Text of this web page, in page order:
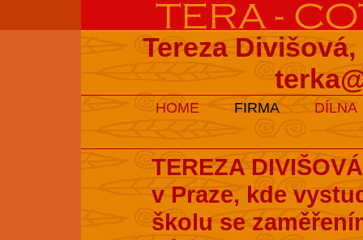
Tereza
HOME FIRMA DÍLNA
TEREZA
v Praze, kde
školu se